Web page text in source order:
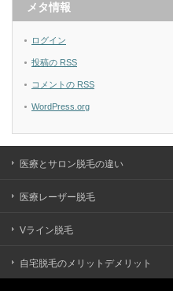
メタ情報
ログイン
投稿の RSS
コメントの RSS
WordPress.org
医療とサロン脱毛の違い
医療レーザー脱毛
Vライン脱毛
自宅脱毛のメリットデメリット